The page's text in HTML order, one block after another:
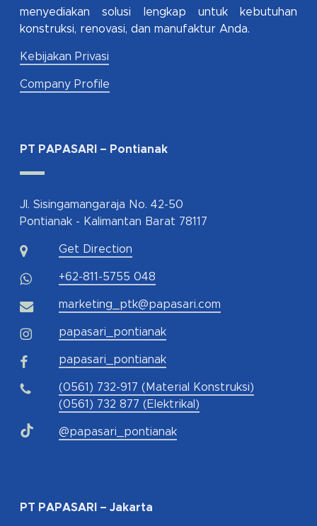
menyediakan solusi lengkap untuk kebutuhan
konstruksi, renovasi, dan manufaktur Anda.
Kebijakan Privasi
Company Profile
PT PAPASARI – Pontianak
Jl. Sisingamangaraja No. 42-50
Pontianak - Kalimantan Barat 78117
Get Direction
+62-811-5755 048
marketing_ptk@papasari.com
papasari_pontianak
papasari_pontianak
(0561) 732-917 (Material Konstruksi)
(0561) 732 877 (Elektrikal)
@papasari_pontianak
PT PAPASARI – Jakarta